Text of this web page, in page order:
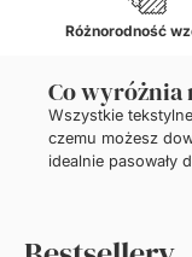
Różnorodność
Co wyróżnia
Wszystkie
czemu możesz
idealnie pasowały